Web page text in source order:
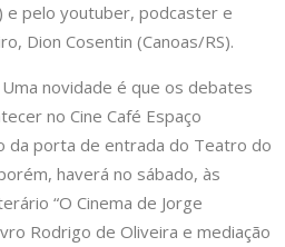
e pelo youtuber, podcaster e
Dion Cosentin (Canoas/RS).
Uma novidade é que os debates
no Cine Café Espaço
da porta de entrada do Teatro do
haverá no sábado, às
“O Cinema de Jorge
Rodrigo de Oliveira e mediação